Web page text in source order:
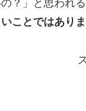
ことではあり